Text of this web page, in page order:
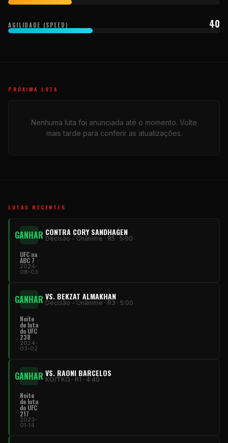
AGILIDADE (SPEED) 40
PRÓXIMA LUTA
Nenhuma luta foi anunciada até o momento. Volte
mais tarde para conferir as atualizações.
LUTAS RECENTES
GANHAR CONTRA CORY SANDHAGEN
Decisão - Unânime · R5 · 5:00
UFC na
ABC 7
2024-
08-03
GANHAR VS. BEKZAT ALMAKHAN
Decisão - Unânime · R3 · 5:00
Noite
de luta
do UFC
238
2024-
03-02
GANHAR VS. RAONI BARCELOS
KO/TKO · R1 · 4:40
Noite
de luta
do UFC
217
2023-
01-14